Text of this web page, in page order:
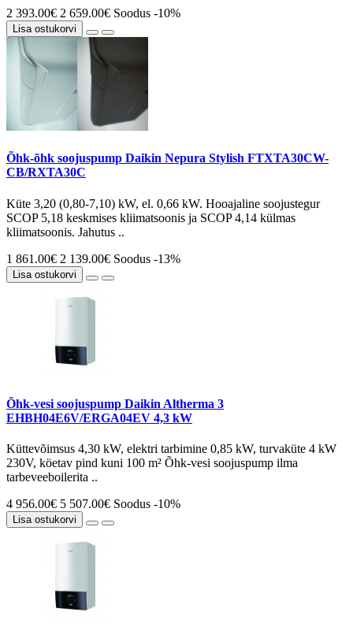
2 393.00€ 2 659.00€ Soodus -10%
Lisa ostukorvi
Õhk-õhk soojuspump Daikin Nepura Stylish FTXTA30CW-
CB/RXTA30C
Küte 3,20 (0,80-7,10) kW, el. 0,66 kW. Hooajaline soojustegur
SCOP 5,18 keskmises kliimatsoonis ja SCOP 4,14 külmas
kliimatsoonis. Jahutus ..
1 861.00€ 2 139.00€ Soodus -13%
Lisa ostukorvi
Õhk-vesi soojuspump Daikin Altherma 3
EHBH04E6V/ERGA04EV 4,3 kW
Küttevõimsus 4,30 kW, elektri tarbimine 0,85 kW, turvaküte 4 kW
230V, köetav pind kuni 100 m² Õhk-vesi soojuspump ilma
tarbeveeboilerita ..
4 956.00€ 5 507.00€ Soodus -10%
Lisa ostukorvi